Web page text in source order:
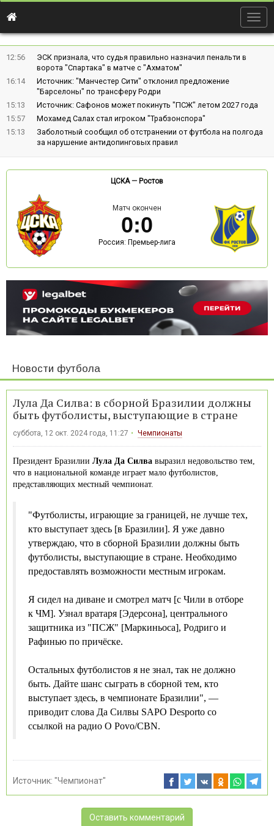
12:56
ЭСК признала, что судья правильно назначил пенальти в
ворота "Спартака" в матче с "Ахматом"
16:14
Источник: "Манчестер Сити" отклонил предложение
"Барселоны" по трансферу Родри
15:13
Источник: Сафонов может покинуть "ПСЖ" летом 2027 года
15:57
Мохамед Салах стал игроком "Трабзонспора"
15:13
Заболотный сообщил об отстранении от футбола на полгода
за нарушение антидопинговых правил
ЦСКА— Ростов
Матч окончен
0:0
Россия: Премьер-лига
Новости футбола
Лула Да Силва: в сборной Бразилии должны
быть футболисты, выступающие в стране
суббота, 12 окт. 2024 года, 11:27 Чемпионаты
Президент Бразилии Лула Да Силва выразил недовольство тем,
что в национальной команде играет мало футболистов,
представляющих местный чемпионат.
"Футболисты, играющие за границей, не лучше тех,
кто выступает здесь [в Бразилии]. Я уже давно
утверждаю, что в сборной Бразилии должны быть
футболисты, выступающие в стране. Необходимо
предоставлять возможности местным игрокам.
Я сидел на диване и смотрел матч [с Чили в отборе
к ЧМ]. Узнал вратаря [Эдерсона], центрального
защитника из "ПСЖ" [Маркиньоса], Родриго и
Рафинью по причёске.
Остальных футболистов я не знал, так не должно
быть. Дайте шанс сыграть в сборной тем, кто
выступает здесь, в чемпионате Бразилии", —
приводит слова Да Силвы SAPO Desporto со
ссылкой на радио O Povo/CBN.
Источник: "Чемпионат"
Оставить комментарий